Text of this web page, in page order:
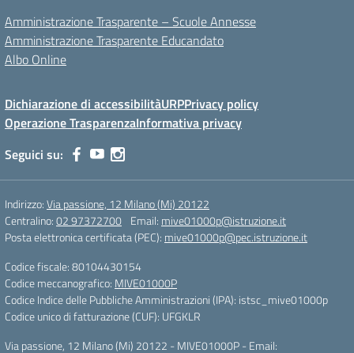
Amministrazione Trasparente – Scuole Annesse
Amministrazione Trasparente Educandato
Albo Online
Dichiarazione di accessibilitàURPPrivacy policy
Operazione TrasparenzaInformativa privacy
Seguici su:
Indirizzo:Via passione, 12 Milano (Mi) 20122
Centralino:02 97372700 Email: mive01000p@istruzione.it
Posta elettronica certificata (PEC): mive01000p@pec.istruzione.it
Codice fiscale: 80104430154
Codice meccanografico: MIVE01000P
Codice Indice delle Pubbliche Amministrazioni (IPA): istsc_mive01000p
Codice unico di fatturazione (CUF): UFGKLR
Via passione, 12 Milano (Mi) 20122 - MIVE01000P - Email: